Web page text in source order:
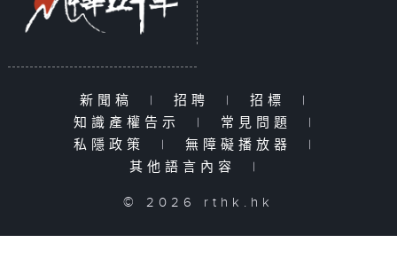
新聞稿 | 招聘 | 招標
|
知識產權告示
| 常見問題
|
私隱政策
| 無障礙播放器
|
其他語言內容
|
© 2026 rthk.hk